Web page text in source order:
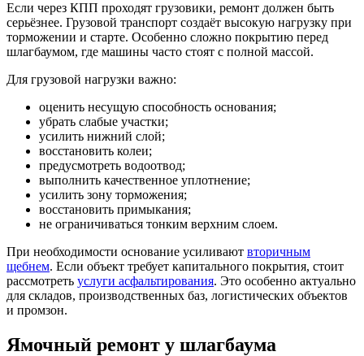
Если через КПП проходят грузовики, ремонт должен быть
серьёзнее. Грузовой транспорт создаёт высокую нагрузку при
торможении и старте. Особенно сложно покрытию перед
шлагбаумом, где машины часто стоят с полной массой.
Для грузовой нагрузки важно:
оценить несущую способность основания;
убрать слабые участки;
усилить нижний слой;
восстановить колеи;
предусмотреть водоотвод;
выполнить качественное уплотнение;
усилить зону торможения;
восстановить примыкания;
не ограничиваться тонким верхним слоем.
При необходимости основание усиливают вторичным
щебнем. Если объект требует капитального покрытия, стоит
рассмотреть услуги асфальтирования. Это особенно актуально
для складов, производственных баз, логистических объектов
и промзон.
Ямочный ремонт у шлагбаума